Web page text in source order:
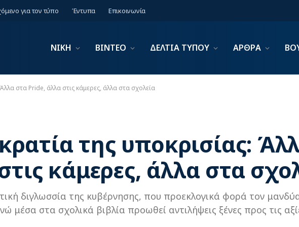
για τον τύπο Έντυπα Επικοινωνία
ΝΙΚΗ ΒΙΝΤΕΟ ΔΕΛΤΙΑ ΤΥΠΟΥ ΑΡΘΡΑ
στα Pride, άλλα στις κάμερες, άλλα στα σχολεία
της υποκρισίας:
κάμερες, άλλα στα
διγλωσσία της κυβέρνησης, που προεκλογικά φορά τον
μέσα στα σχολικά βιβλία προωθεί αντιλήψεις ξένες προς τις